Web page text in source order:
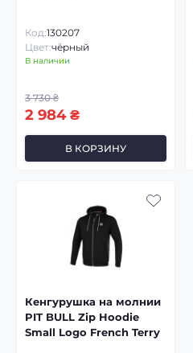
Код:130207
Цвет:чёрный
В наличии
3 730 ₴
2 984 ₴
В КОРЗИНУ
Кенгурушка на молнии
PIT BULL Zip Hoodie
Small Logo French Terry